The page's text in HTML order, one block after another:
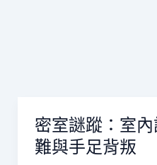
密室謎蹤：室
難與手足背叛
密
室
謎